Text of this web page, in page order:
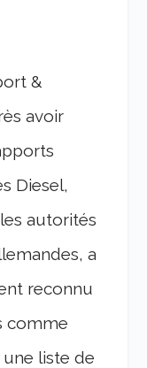
&
avoir
Diesel,
autorités
a
reconnu
comme
liste de